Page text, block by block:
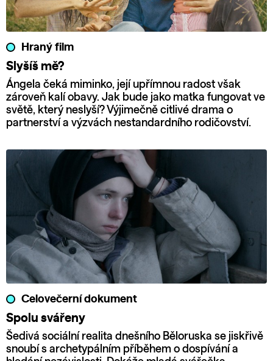
Hraný film
Slyšíš mě?
Ángela čeká miminko, její upřímnou radost však
zároveň kalí obavy. Jak bude jako matka fungovat ve
světě, který neslyší? Výjimečně citlivé drama o
partnerství a výzvách nestandardního rodičovství.
Celovečerní dokument
Spolu svářeny
Šedivá sociální realita dnešního Běloruska se jiskřivě
snoubí s archetypálním příběhem o dospívání a